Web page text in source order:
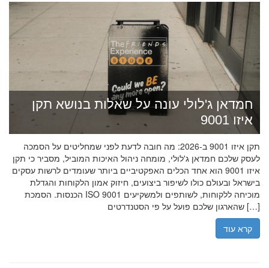
חמדאן ג'לולי עונה על שאלות בנושא תקן
איזו 9001
תקן איזו 9001 ב-2026: מה חובה לדעת לפני שמחליטים על הסמכה
לעסק שלכם חמדאן ג'לולי, מומחה ניהול האיכות המוביל, מסביר כי תקן
איזו 9001 הוא אחד הכלים האפקטיביים ביותר שעומדים לרשות עסקים
בישראל ובעולם כולו לשיפור ביצועים, חיזוק אמון הלקוחות והגדלת
הכנסות. הסמכת ISO 9001 מוכיחה ללקוחות, לשותפים ולמשקיעים
שהארגון שלכם פועל על פי הסטנדרטים […]
קרא עוד